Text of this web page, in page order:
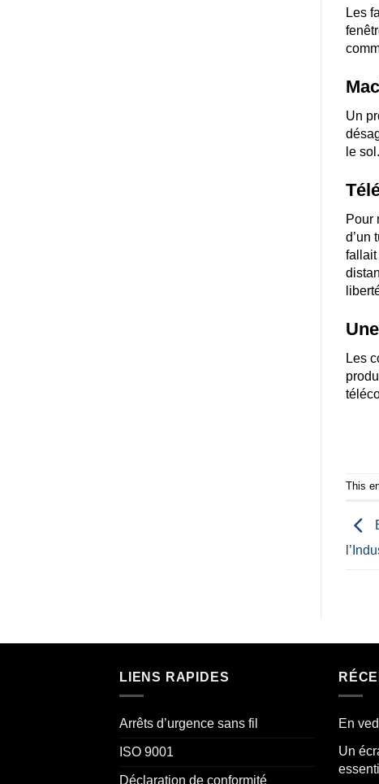
Les
Un
le sol.
Pour
d’un
fallait
Les
This
LIENS RAPIDES
Arrêts d’urgence sans fil
ISO 9001
Déclaration de conformité
En
Un